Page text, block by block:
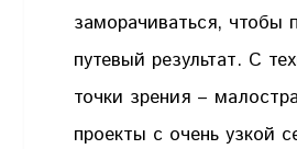
заморачиваться, чтобы
путевый результат. С
точки зрения –
проекты с очень узкой